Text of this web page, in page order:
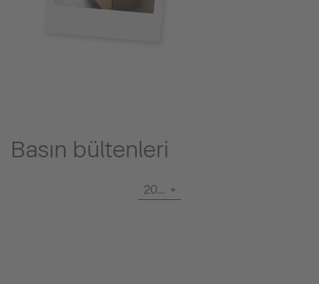
Basın bültenleri
2026